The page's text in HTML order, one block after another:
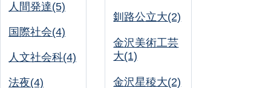
人間発達(5)
国際社会(4)
人文社会科(4)
法夜(4)
釧路公立大(2)
金沢美術工芸
大(1)
金沢星稜大(2)